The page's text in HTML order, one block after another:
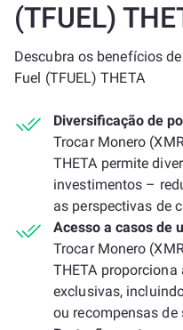
(TFUEL)
Descubra os benefícios
Fuel (TFUEL) THETA
Diversificação de
Trocar Monero
THETA permite
investimentos –
as perspectivas de
Acesso a casos de
Trocar Monero
THETA
exclusivas,
ou recompensas de